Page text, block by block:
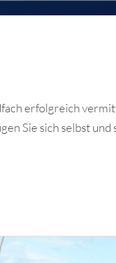
erfolgreich
Sie sich selbst